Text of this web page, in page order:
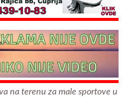
na terenu za male sportove u